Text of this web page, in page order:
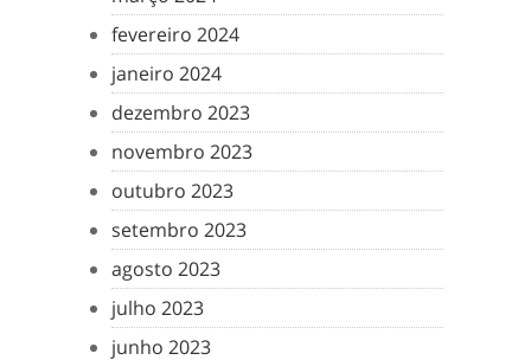
fevereiro 2024
janeiro 2024
dezembro 2023
novembro 2023
outubro 2023
setembro 2023
agosto 2023
julho 2023
junho 2023